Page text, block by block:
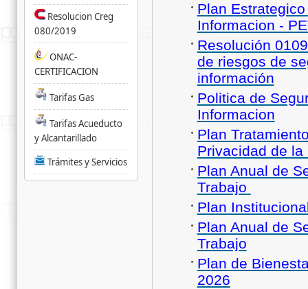
Plan
Informacion -
Resolución
de riesgos de
información
Politica de
Informacion
Plan
Privacidad de la
Plan Anual de
Trabajo
Plan
Plan Anual de
Trabajo
Plan de
2026
Resolucion Creg
080/2019
ONAC-
CERTIFICACION
Tarifas Gas
Tarifas Acueducto
y Alcantarillado
Trámites y Servicios